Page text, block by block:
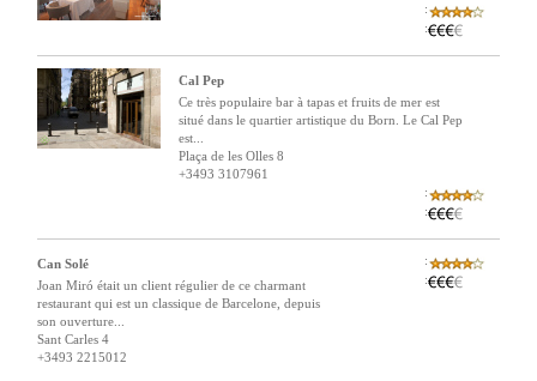
:
:
Cal Pep
Ce très populaire bar à tapas et fruits de mer est
situé dans le quartier artistique du Born. Le Cal Pep
est...
Plaça de les Olles 8
+3493 3107961
:
:
Can Solé
Joan Miró était un client régulier de ce charmant
restaurant qui est un classique de Barcelone, depuis
son ouverture...
Sant Carles 4
+3493 2215012
:
: